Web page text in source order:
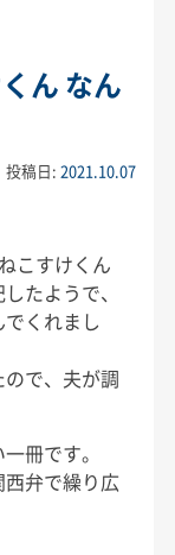
ん なん
投稿日:2021.10.07
こすけくん
たようで、
くれまし
で、夫が調
冊です。
弁で繰り広